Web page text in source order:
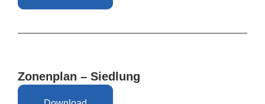
Zonenplan – Siedlung